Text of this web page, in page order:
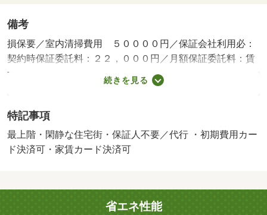
備考
損保要／室内清掃費用 ５００００円／保証会社利用必：
契約時保証委託料：２２，０００円／月額保証委託料：賃
料総額の２．２％又は５．５％／事務所利用不可／火災保
険要加入／更新事務手数料２２ ０００円／ｒｕｕｍサポ
別／バルコニー／エアコン／ガスコンロ対応／クロゼット
／フローリング／ＴＶインターホン／室内洗濯置／シュー
ズボックス／洗面所独立／洗面化粧台／駐輪場／礼金不要
談／上階無し／敷地内ごみ置き場／南西向き／プロパンガ
ス／洗面所にドア／ＢＳ／敷金・礼金不要／ＩＴ重説 対
続きを見る
特記事項
最上階・閑静な住宅街・保証人不要／代行 ・初期費用カー
ド決済可・家賃カード決済可
省エネ性能